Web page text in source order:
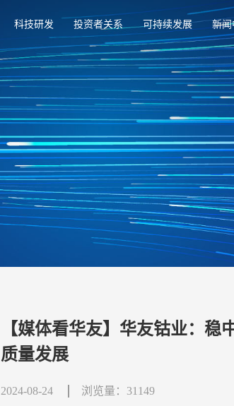
科技研发 投资者关系 可持续发展 新闻
【媒体看华友】华友钴业：
质量发展
2024-08-24 浏览量：31149